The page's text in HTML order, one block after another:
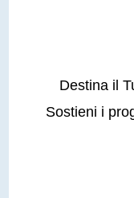
Destina il
Sostieni i